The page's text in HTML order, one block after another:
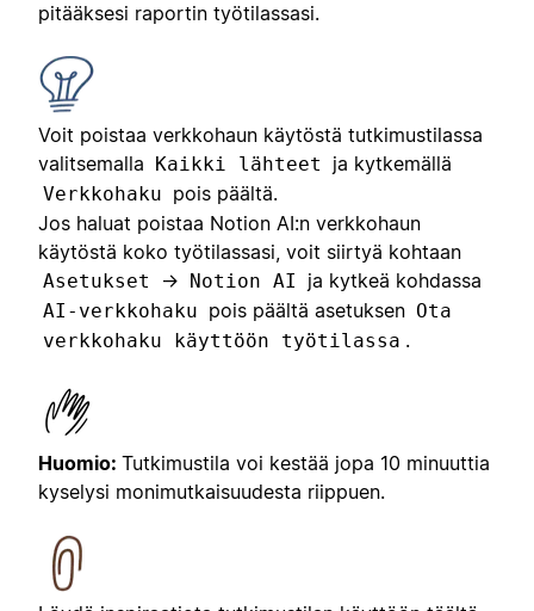
pitääksesi raportin työtilassasi.
Voit poistaa verkkohaun käytöstä tutkimustilassa
valitsemalla Kaikki lähteet ja kytkemällä
Verkkohaku pois päältä.
Jos haluat poistaa Notion AI:n verkkohaun
käytöstä koko työtilassasi, voit siirtyä kohtaan
Asetukset → Notion AI ja kytkeä kohdassa
AI-verkkohaku pois päältä asetuksen Ota
verkkohaku käyttöön työtilassa .
Huomio: Tutkimustila voi kestää jopa 10 minuuttia
kyselysi monimutkaisuudesta riippuen.